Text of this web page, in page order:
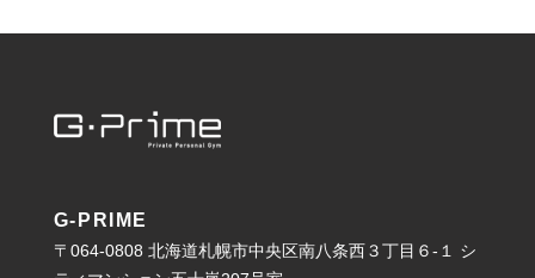
G-PRIME
〒064-0808 北海道札幌市中央区南八条西３丁目６-１ シ